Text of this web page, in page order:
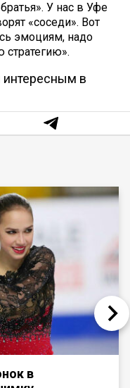
У нас в Уфе
«соседи». Вот
эмоциям, надо
стратегию».
в
в